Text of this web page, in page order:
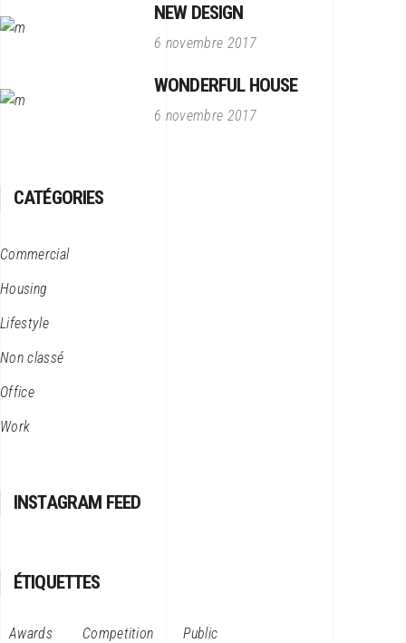
NEW DESIGN
6 novembre 2017
WONDERFUL HOUSE
6 novembre 2017
CATÉGORIES
Commercial
Housing
Lifestyle
Non classé
Office
Work
INSTAGRAM FEED
ÉTIQUETTES
Awards Competition Public